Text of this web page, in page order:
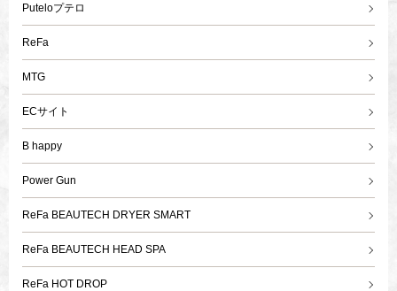
Puteloプテロ
ReFa
MTG
ECサイト
B happy
Power Gun
ReFa BEAUTECH DRYER SMART
ReFa BEAUTECH HEAD SPA
ReFa HOT DROP